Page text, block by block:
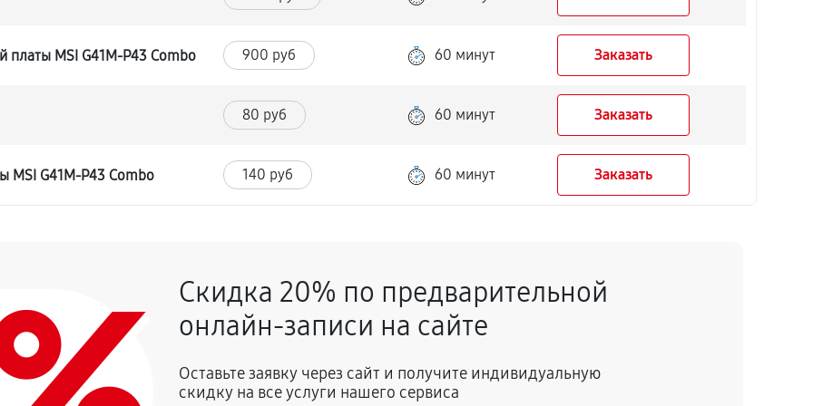
MSI G41M-P43 Combo 900 руб 60 минут Заказать
80 руб 60 минут Заказать
MSI G41M-P43 Combo 140 руб 60 минут Заказать
Скидка 20% по предварительной
онлайн-записи на сайте
Оставьте заявку через сайт и получите индивидуальную
скидку на все услуги нашего сервиса